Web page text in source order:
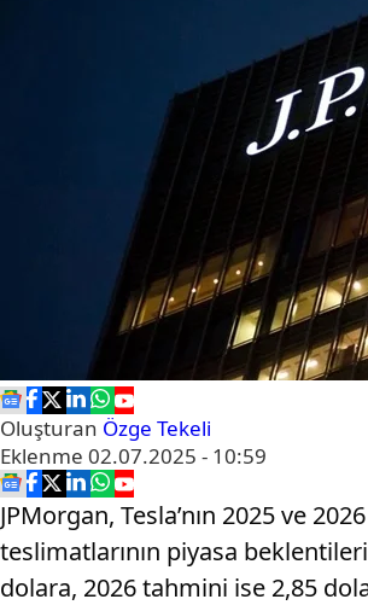
Oluşturan Özge Tekeli
Eklenme 02.07.2025 - 10:59
JPMorgan, Tesla’nın 2025 ve
teslimatlarının piyasa
dolara, 2026 tahmini ise 2,85